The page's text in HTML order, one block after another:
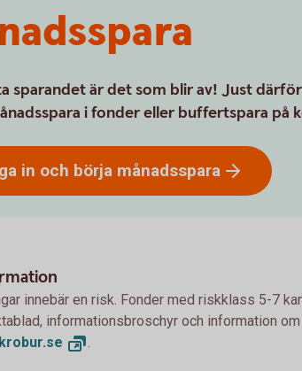
sparandet är det som blir av! Just
i fonder eller buffertspara på
in och börja månadsspara
innebär en risk. Fonder med riskklass 5-7
informationsbroschyr och information
se .